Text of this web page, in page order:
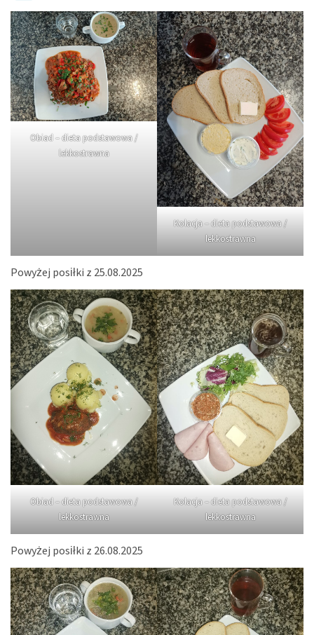
Obiad – dieta podstawowa /
lekkostrawna
Kolacja – dieta podstawowa /
lekkostrawna
Powyżej posiłki z 25.08.2025
Obiad – dieta podstawowa /
lekkostrawna
Kolacja – dieta podstawowa /
lekkostrawna
Powyżej posiłki z 26.08.2025